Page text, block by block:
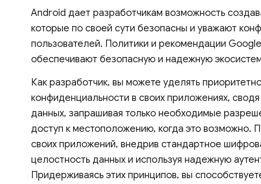
Android дает разработчикам возможность
которые по своей сути безопасны и уважают
пользователей. Политики и рекомендации
обеспечивают безопасную и надежную
Как разработчик, вы можете уделять
конфиденциальности в своих приложениях,
данных, запрашивая только необходимые
доступ к местоположению, когда это возможно.
своих приложений, внедрив стандартное
целостность данных и используя надежную
Придерживаясь этих принципов, вы